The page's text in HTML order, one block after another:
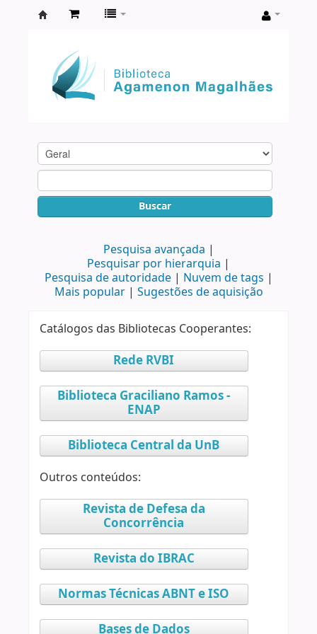
Agamenon
Magalhães
Buscar
Pesquisa avançada
Pesquisar por hierarquia
Pesquisa de autoridade
Nuvem de tags
Mais popular
Sugestões de aquisição
Catálogos das Bibliotecas Cooperantes:
Rede RVBI
Biblioteca Graciliano Ramos -
ENAP
Biblioteca Central da UnB
Outros conteúdos:
Revista de Defesa da
Concorrência
Revista do IBRAC
Normas Técnicas ABNT e ISO
Bases de Dados